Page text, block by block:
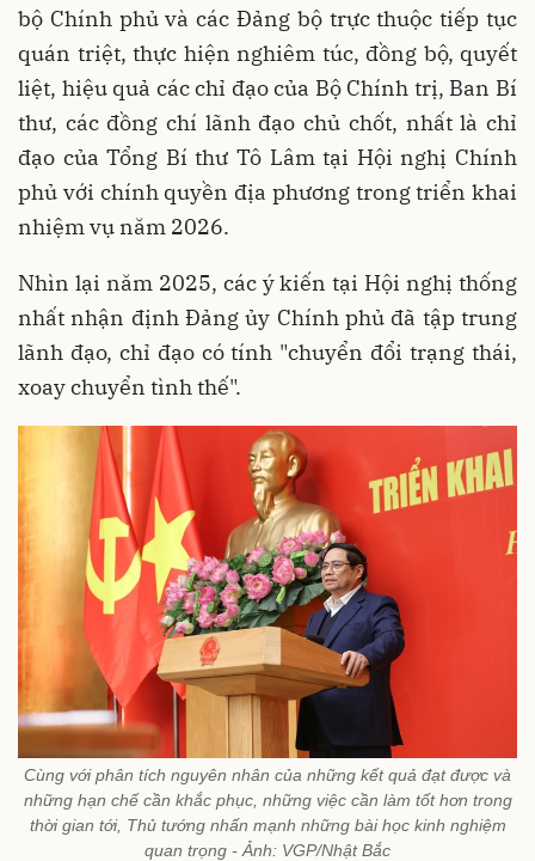
bộ Chính phủ và các Đảng bộ trực thuộc tiếp tục
quán triệt, thực hiện nghiêm túc, đồng bộ, quyết
liệt, hiệu quả các chỉ đạo của Bộ Chính trị, Ban Bí
thư, các đồng chí lãnh đạo chủ chốt, nhất là chỉ
đạo của Tổng Bí thư Tô Lâm tại Hội nghị Chính
phủ với chính quyền địa phương trong triển khai
nhiệm vụ năm 2026.
Nhìn lại năm 2025, các ý kiến tại Hội nghị thống
nhất nhận định Đảng ủy Chính phủ đã tập trung
lãnh đạo, chỉ đạo có tính "chuyển đổi trạng thái,
xoay chuyển tình thế".
Cùng với phân tích nguyên nhân của những kết quả đạt được và
những hạn chế cần khắc phục, những việc cần làm tốt hơn trong
thời gian tới, Thủ tướng nhấn mạnh những bài học kinh nghiệm
quan trọng - Ảnh: VGP/Nhật Bắc